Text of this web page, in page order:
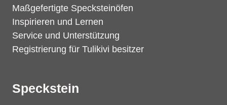
Maßgefertigte Specksteinöfen
Inspirieren und Lernen
Service und Unterstützung
Registrierung für Tulikivi besitzer
Speckstein